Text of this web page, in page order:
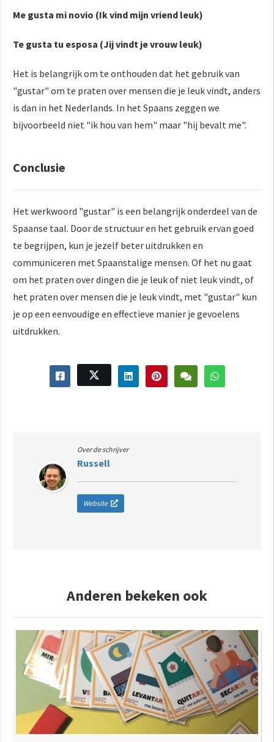
Me gusta mi novio (Ik vind mijn vriend leuk)
Te gusta tu esposa (Jij vindt je vrouw leuk)
Het is belangrijk om te onthouden dat het gebruik van
"gustar" om te praten over mensen die je leuk vindt, anders
is dan in het Nederlands. In het Spaans zeggen we
bijvoorbeeld niet "ik hou van hem" maar "hij bevalt me".
Conclusie
Het werkwoord "gustar" is een belangrijk onderdeel van de
Spaanse taal. Door de structuur en het gebruik ervan goed
te begrijpen, kun je jezelf beter uitdrukken en
communiceren met Spaanstalige mensen. Of het nu gaat
om het praten over dingen die je leuk of niet leuk vindt, of
het praten over mensen die je leuk vindt, met "gustar" kun
je op een eenvoudige en effectieve manier je gevoelens
uitdrukken.
Over de schrijver
Russell
Website
Anderen bekeken ook